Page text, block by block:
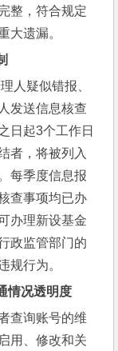
整，符合规定
大遗漏。
人疑似错报、
发送信息核查
日起3个工作日
者，将被列入
每季度信息报
查事项均已办
办理新设基金
政监管部门的
规行为。
情况透明度
查询账号的维
用、修改和关